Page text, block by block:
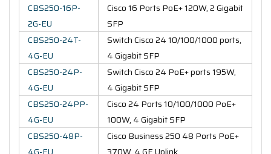
CBS250-16P-
2G-EU
Cisco 16 Ports PoE+ 120W, 2 Gigabit
SFP
CBS250-24T-
4G-EU
Switch Cisco 24 10/100/1000 ports,
4 Gigabit SFP
CBS250-24P-
4G-EU
Switch Cisco 24 PoE+ ports 195W,
4 Gigabit SFP
CBS250-24PP-
4G-EU
Cisco 24 Ports 10/100/1000 PoE+
100W, 4 Gigabit SFP
CBS250-48P-
Cisco Business 250 48 Ports PoE+